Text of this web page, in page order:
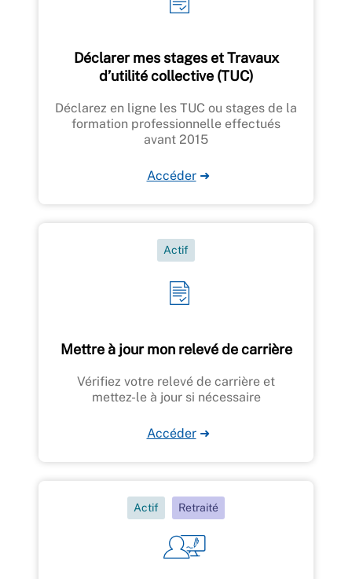
Déclarer mes stages et Travaux
d’utilité collective (TUC)
Déclarez en ligne les TUC ou stages de la
formation professionnelle effectués
avant 2015
Accéder ➜
Mettre à jour mon relevé de carrière
Actif
Vérifiez votre relevé de carrière et
mettez-le à jour si nécessaire
Accéder ➜
Actif Retraité